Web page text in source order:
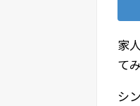
家
て
シ